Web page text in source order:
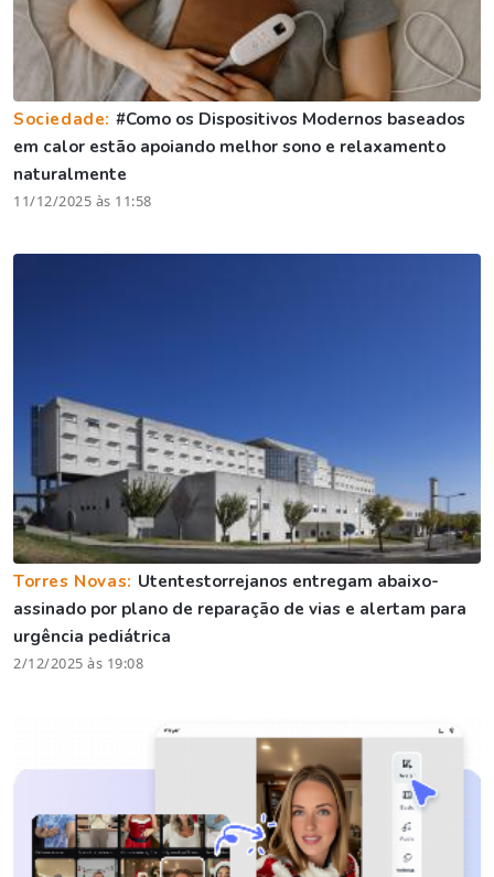
Sociedade: #Como os Dispositivos Modernos baseados
em calor estão apoiando melhor sono e relaxamento
naturalmente
11/12/2025 às 11:58
Torres Novas: Utentestorrejanos entregam abaixo-
assinado por plano de reparação de vias e alertam para
urgência pediátrica
2/12/2025 às 19:08